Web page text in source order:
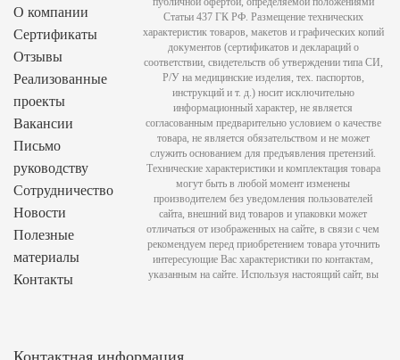
О компании
Сертификаты
Отзывы
Реализованные
проекты
Вакансии
Письмо
руководству
Сотрудничество
Новости
Полезные
материалы
Контакты
Статьи 437 ГК РФ. Размещение технических
характеристик товаров, макетов и графических копий
документов (сертификатов и деклараций о
соответствии, свидетельств об утверждении типа СИ,
Р/У на медицинские изделия, тех. паспортов,
инструкций и т. д.) носит исключительно
информационный характер, не является
согласованным предварительно условием о качестве
товара, не является обязательством и не может
служить основанием для предъявления претензий.
Технические характеристики и комплектация товара
могут быть в любой момент изменены
производителем без уведомления пользователей
сайта, внешний вид товаров и упаковки может
отличаться от изображенных на сайте, в связи с чем
рекомендуем перед приобретением товара уточнить
интересующие Вас характеристики по контактам,
указанным на сайте. Используя настоящий сайт, вы